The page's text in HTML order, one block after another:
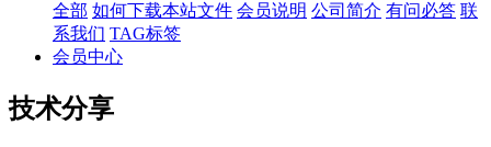
全部 如何下载本站文件 会员说明 公司简介 有问必答 联
系我们 TAG标签
会员中心
技术分享